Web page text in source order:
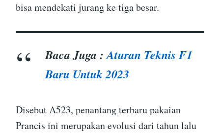
bisa mendekati jurang ke tiga besar.
Baca Juga :Aturan Teknis F1
Baru Untuk 2023
Disebut A523, penantang terbaru pakaian
Prancis ini merupakan evolusi dari tahun lalu